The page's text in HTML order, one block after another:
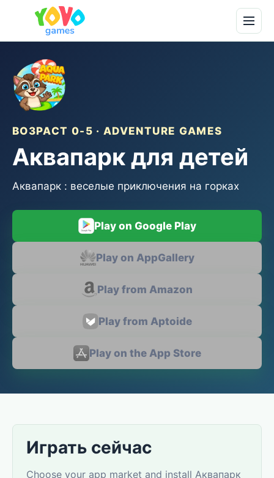
ВОЗРАСТ 0-5 · ADVENTURE GAMES
Аквапарк для детей
Аквапарк : веселые приключения на горках
Play on Google Play
Play on AppGallery
Play from Amazon
Play from Aptoide
Play on the App Store
Играть сейчас
Choose your app market and install Аквапарк